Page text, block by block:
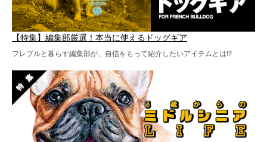
【特集】編集部厳選！本当に使えるドッグギア
フレブルと暮らす編集部が、自信をもって紹介したいアイテムとは!?